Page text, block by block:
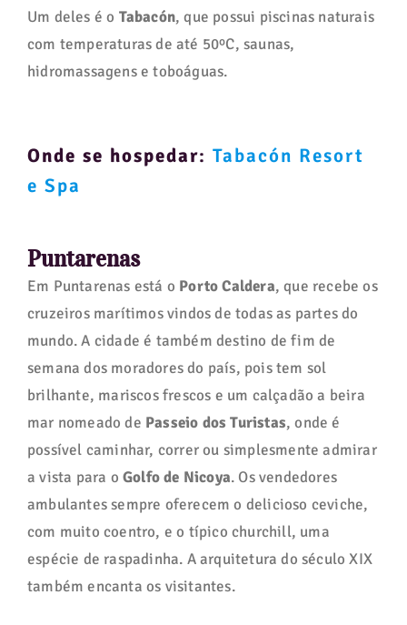
Um deles é o Tabacón, que possui piscinas naturais
com temperaturas de até 50ºC, saunas,
hidromassagens e toboáguas.
Onde se hospedar: Tabacón Resort
e Spa
Puntarenas
Em Puntarenas está o Porto Caldera, que recebe os
cruzeiros marítimos vindos de todas as partes do
mundo. A cidade é também destino de fim de
semana dos moradores do país, pois tem sol
brilhante, mariscos frescos e um calçadão a beira
mar nomeado de Passeio dos Turistas, onde é
possível caminhar, correr ou simplesmente admirar
a vista para o Golfo de Nicoya. Os vendedores
ambulantes sempre oferecem o delicioso ceviche,
com muito coentro, e o típico churchill, uma
espécie de raspadinha. A arquitetura do século XIX
também encanta os visitantes.